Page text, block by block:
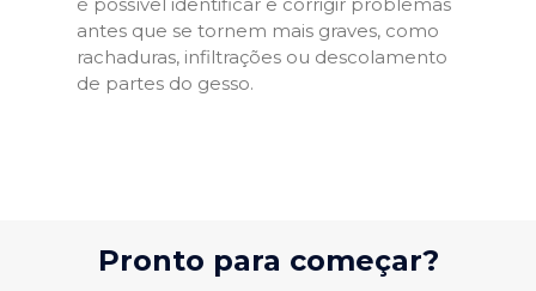
antes que se tornem mais graves, como
rachaduras, infiltrações ou descolamento
de partes do gesso.
Pronto para começar?